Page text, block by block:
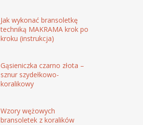
Jak wykonać bransoletkę
techniką MAKRAMA krok po
kroku (instrukcja)
Gąsieniczka czarno złota –
sznur szydełkowo-
koralikowy
Wzory wężowych
bransoletek z koralików